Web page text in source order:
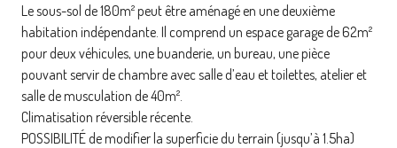
Le sous-sol de 180m² peut être aménagé en une deuxième
habitation indépendante. Il comprend un espace garage de 62m²
pour deux véhicules, une buanderie, un bureau, une pièce
pouvant servir de chambre avec salle d’eau et toilettes, atelier et
salle de musculation de 40m².
Climatisation réversible récente.
POSSIBILITÉ de modifier la superficie du terrain (jusqu’à 1.5ha)